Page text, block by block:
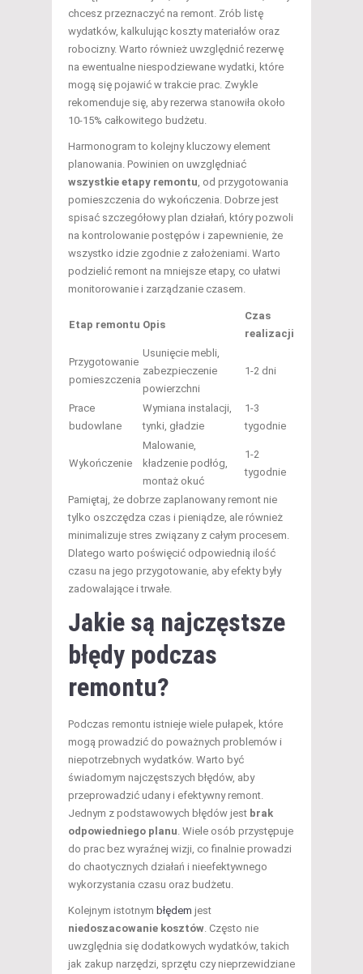
chcesz przeznaczyć na remont. Zrób listę
wydatków, kalkulując koszty materiałów oraz
robocizny. Warto również uwzględnić rezerwę
na ewentualne niespodziewane wydatki, które
mogą się pojawić w trakcie prac. Zwykle
rekomenduje się, aby rezerwa stanowiła około
10-15% całkowitego budżetu.
Harmonogram to kolejny kluczowy element
planowania. Powinien on uwzględniać
wszystkie etapy remontu, od przygotowania
pomieszczenia do wykończenia. Dobrze jest
spisać szczegółowy plan działań, który pozwoli
na kontrolowanie postępów i zapewnienie, że
wszystko idzie zgodnie z założeniami. Warto
podzielić remont na mniejsze etapy, co ułatwi
monitorowanie i zarządzanie czasem.
Etap remontu Opis
Czas
realizacji
Przygotowanie
pomieszczenia
Usunięcie mebli,
zabezpieczenie
powierzchni
1-2 dni
Prace
budowlane
Wymiana instalacji,
tynki, gładzie
1-3
tygodnie
Wykończenie
Malowanie,
kładzenie podłóg,
montaż okuć
1-2
tygodnie
Pamiętaj, że dobrze zaplanowany remont nie
tylko oszczędza czas i pieniądze, ale również
minimalizuje stres związany z całym procesem.
Dlatego warto poświęcić odpowiednią ilość
czasu na jego przygotowanie, aby efekty były
zadowalające i trwałe.
Jakie są najczęstsze
błędy podczas
remontu?
Podczas remontu istnieje wiele pułapek, które
mogą prowadzić do poważnych problemów i
niepotrzebnych wydatków. Warto być
świadomym najczęstszych błędów, aby
przeprowadzić udany i efektywny remont.
Jednym z podstawowych błędów jest brak
odpowiedniego planu. Wiele osób przystępuje
do prac bez wyraźnej wizji, co finalnie prowadzi
do chaotycznych działań i nieefektywnego
wykorzystania czasu oraz budżetu.
Kolejnym istotnym błędem jest
niedoszacowanie kosztów. Często nie
uwzględnia się dodatkowych wydatków, takich
jak zakup narzędzi, sprzętu czy nieprzewidziane